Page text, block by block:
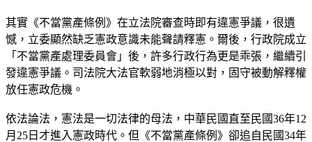
其實《不當黨產條例》在立法院審查時即有違憲爭議，很遺
憾，立委顯然缺乏憲政意識未能聲請釋憲。爾後，行政院成立
「不當黨產處理委員會」後，許多行政行為更是乖張，繼續引
發違憲爭議。司法院大法官軟弱地消極以對，固守被動解釋權
放任憲政危機。
依法論法，憲法是一切法律的母法，中華民國直至民國36年12
月25日才進入憲政時代。但《不當黨產條例》卻追自民國34年